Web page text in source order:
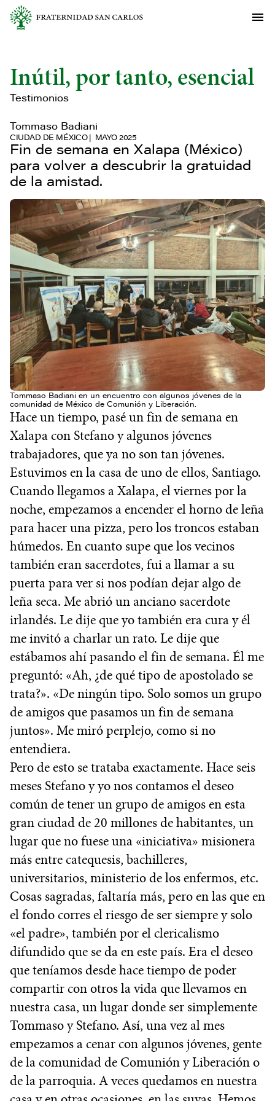
Inútil, por tanto, esencial
Testimonios
Tommaso Badiani
CIUDAD DE MÉXICO MAYO 2025
Fin de semana en Xalapa (México)
para volver a descubrir la gratuidad
de la amistad.
Tommaso Badiani en un encuentro con algunos jóvenes de la
comunidad de México de Comunión y Liberación.
Hace un tiempo, pasé un fin de semana en
Xalapa con Stefano y algunos jóvenes
trabajadores, que ya no son tan jóvenes.
Estuvimos en la casa de uno de ellos, Santiago.
Cuando llegamos a Xalapa, el viernes por la
noche, empezamos a encender el horno de leña
para hacer una pizza, pero los troncos estaban
húmedos. En cuanto supe que los vecinos
también eran sacerdotes, fui a llamar a su
puerta para ver si nos podían dejar algo de
leña seca. Me abrió un anciano sacerdote
irlandés. Le dije que yo también era cura y él
me invitó a charlar un rato. Le dije que
estábamos ahí pasando el fin de semana. Él me
preguntó: «Ah, ¿de qué tipo de apostolado se
trata?». «De ningún tipo. Solo somos un grupo
de amigos que pasamos un fin de semana
juntos». Me miró perplejo, como si no
entendiera.
Pero de esto se trataba exactamente. Hace seis
meses Stefano y yo nos contamos el deseo
común de tener un grupo de amigos en esta
gran ciudad de 20 millones de habitantes, un
lugar que no fuese una «iniciativa» misionera
más entre catequesis, bachilleres,
universitarios, ministerio de los enfermos, etc.
Cosas sagradas, faltaría más, pero en las que en
el fondo corres el riesgo de ser siempre y solo
«el padre», también por el clericalismo
difundido que se da en este país. Era el deseo
que teníamos desde hace tiempo de poder
compartir con otros la vida que llevamos en
nuestra casa, un lugar donde ser simplemente
Tommaso y Stefano. Así, una vez al mes
empezamos a cenar con algunos jóvenes, gente
de la comunidad de Comunión y Liberación o
de la parroquia. A veces quedamos en nuestra